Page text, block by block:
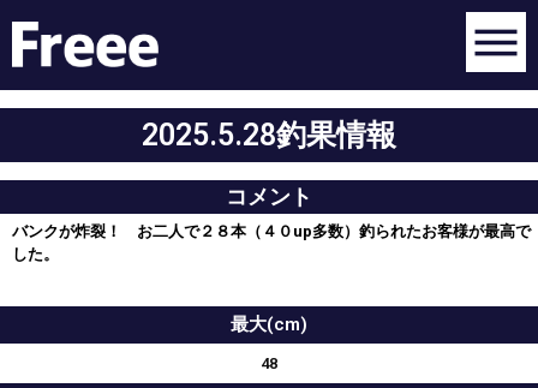
2025.5.28釣果情報
コメント
バンクが炸裂！ お二人で２８本（４０up多数）釣られたお客様が最高で
した。
最大(cm)
48